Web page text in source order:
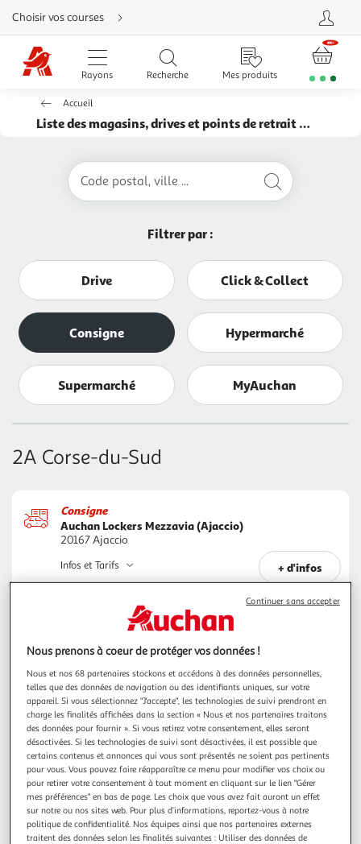
Aller
directement
au
contenu
Aller
directement
Aller
directement
directement
Choisir vos courses
Rayons Recherche Mes produits
Accueil
Liste des magasins, drives et points de retrait Auchan
Code postal, ville ...
Filtrer par :
Drive Click & Collect
Consigne Hypermarché
Supermarché MyAuchan
2A Corse-du-Sud
Consigne
Auchan Lockers Mezzavia (Ajaccio)
20167 Ajaccio
+ d'infos
Infos et Tarifs
2B Haute-Corse
Consigne
Auchan Lockers Bastia (Le Port Toga)
20200 Bastia
+ d'infos
Infos et Tarifs
Consigne entreprise
Auchan Lockers Légion Etrangère Calvi
20260 Calvi
Nous prenons à coeur de protéger vos données !
Nous et nos 68 partenaires stockons et accédons à des données personnelles,
telles que des données de navigation ou des identifiants uniques, sur votre
appareil. Si vous sélectionnez "J'accepte", les technologies de suivi prendront en
charge les finalités affichées dans la section « Nous et nos partenaires traitons
des données pour fournir ». Si vous retirez votre consentement, elles seront
désactivées. Si les technologies de suivi sont désactivées, il est possible que
certains contenus et annonces qui vous sont présentés ne soient pas pertinents
pour vous. Vous pouvez faire réapparaître ce menu pour modifier vos choix ou
pour retirer votre consentement à tout moment en cliquant sur le lien "Gérer
mes préférences" en bas de page. Les choix que vous avez fait auront un effet
sur notre ou nos sites web. Pour plus d’informations, reportez-vous à notre
politique de confidentialité. Nos équipes ainsi que nos partenaires externes
traitent des données selon les finalités suivantes : Utiliser des données de
Continuer sans accepter